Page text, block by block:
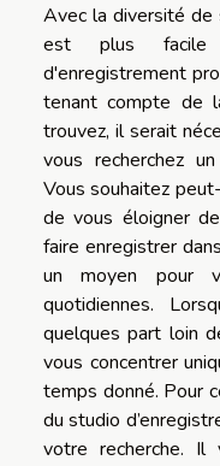
Avec la diversité
est plus
d'enregistrement
tenant compte de
trouvez, il serait
vous recherchez
Vous souhaitez
de vous éloigner
faire enregistrer
un moyen pour
quotidiennes.
quelques part loin
vous concentrer
temps donné. Pour
du studio
votre recherche. Il